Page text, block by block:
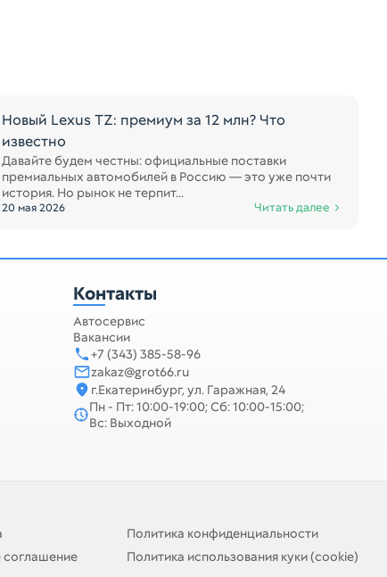
Новый Lexus TZ: премиум за 12 млн? Что
известно
Давайте будем честны: официальные поставки
премиальных автомобилей в Россию — это уже почти
история. Но рынок не терпит...
20 мая 2026 Читать далее
Контакты
Автосервис
Вакансии
+7 (343) 385-58-96
zakaz@grot66.ru
г.Екатеринбург, ул. Гаражная, 24
Пн - Пт: 10:00-19:00; Сб: 10:00-15:00;
Вс: Выходной
Политика конфиденциальности
соглашение
Политика использования куки (cookie)